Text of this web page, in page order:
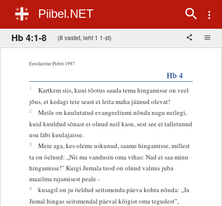
Piibel.NET
Hb 4:1-8 (8 vastet, leht 1 1-st)
Eestikeelne Piibel 1997
Hb 4
1
Kartkem siis, kuni tõotus saada tema hingamisse on veel
jõus, et kedagi teie seast ei leita maha jäänud olevat!
2
Meile on kuulutatud evangeeliumi nõnda nagu neilegi,
kuid kuuldud sõnast ei olnud neil kasu, sest see ei talletunud
usu läbi kuulajaisse.
3
Meie aga, kes oleme uskunud, saame hingamisse, millest
ta on öelnud: „Nii ma vandusin oma vihas: Nad ei saa minu
hingamisse!” Kuigi Jumala teod on olnud valmis juba
maailma rajamisest peale -
4
kusagil on ju öeldud seitsmenda päeva kohta nõnda: „Ja
Jumal hingas seitsmendal päeval kõigist oma tegudest”,